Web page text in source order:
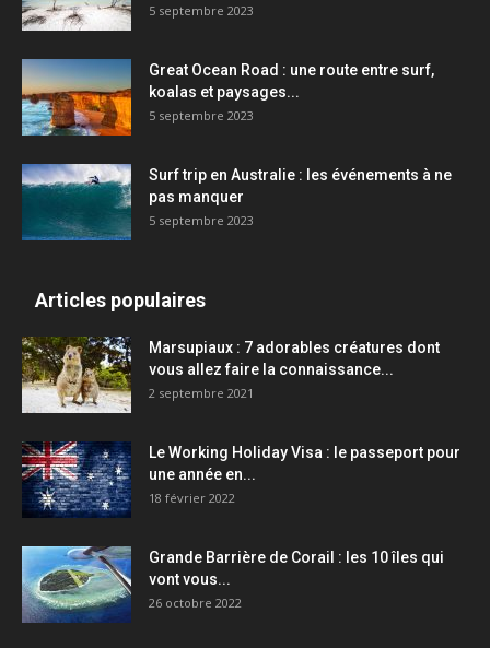
5 septembre 2023
Great Ocean Road : une route entre surf,
koalas et paysages...
5 septembre 2023
Surf trip en Australie : les événements à ne
pas manquer
5 septembre 2023
Articles populaires
Marsupiaux : 7 adorables créatures dont
vous allez faire la connaissance...
2 septembre 2021
Le Working Holiday Visa : le passeport pour
une année en...
18 février 2022
Grande Barrière de Corail : les 10 îles qui
vont vous...
26 octobre 2022